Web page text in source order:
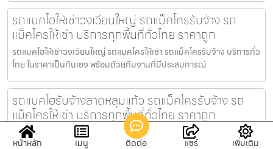
รถแบคโฮให้เช่าวงเวียนใหญ่ รถแม็คโครรับจ้าง รถ
แม็คโครให้เช่า บริการทุกพื้นที่ทั่วไทย ราคาถูก
รถแบคโฮให้เช่าวงเวียนใหญ่ รถแมคโครให้เช่า รถแม็คโครรับจ้าง บริการทั่ว
ไทย ในราคาเป็นกันเอง พร้อมด้วยทีมงานที่มีประสบการณ์
รถแบคโฮรับจ้างลาดหลุมแก้ว รถแม็คโครรับจ้าง รถ
แม็คโครให้เช่า บริการทุกพื้นที่ทั่วไทย ราคาถูก
รถแบคโฮรับจ้างลาดหลุมแก้ว รถแมคโครให้เช่า รถแม็คโครรับจ้าง บริการ
ทั่วไทย ในราคาเป็นกันเอง พร้อมด้วยทีมงานที่มีประสบการณ์
หน้าหลัก เมนู ติดต่อ แชร์ เพิ่มเติม